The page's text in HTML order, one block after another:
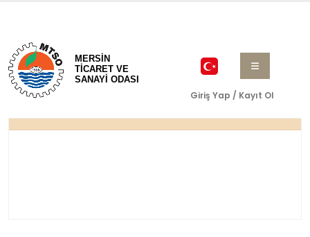
MERSİN
TİCARET VE
SANAYİ ODASI
Giriş Yap / Kayıt Ol